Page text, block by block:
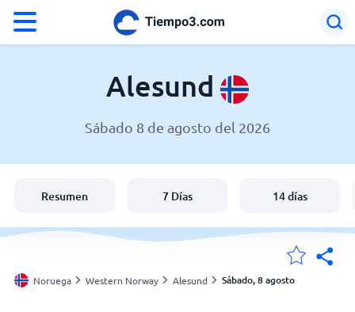
El clima en Alesund
España
Argentina
Alesund
Sábado 8 de agosto del 2026
Resumen 7 Días 14 días
Noruega Western Norway Alesund Sábado, 8 agosto